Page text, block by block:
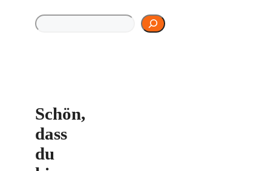
Rezept finden
Schön,
dass
du